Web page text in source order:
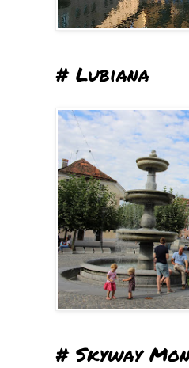
# Lubiana
# Skyway